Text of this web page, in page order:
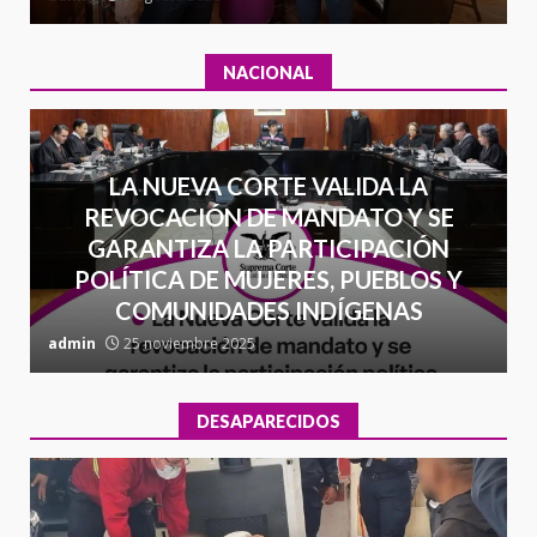
NACIONAL
LA NUEVA CORTE VALIDA LA
REVOCACIÓN DE MANDATO Y SE
GARANTIZA LA PARTICIPACIÓN
POLÍTICA DE MUJERES, PUEBLOS Y
COMUNIDADES INDÍGENAS
admin 25 noviembre 2025
DESAPARECIDOS